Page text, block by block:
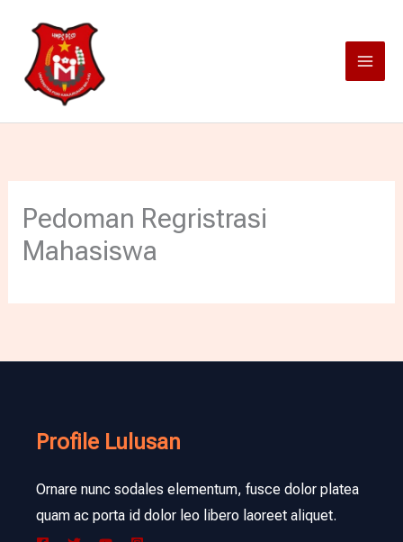
konten
Pedoman Regristrasi
Mahasiswa
Profile Lulusan
Ornare nunc sodales elementum, fusce dolor platea
quam ac porta id dolor leo libero laoreet aliquet.